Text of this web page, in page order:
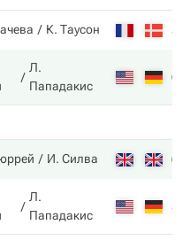
К. Таусон 3
Л.
Пападакис
6
И. Силва 6
Л.
Пападакис
3